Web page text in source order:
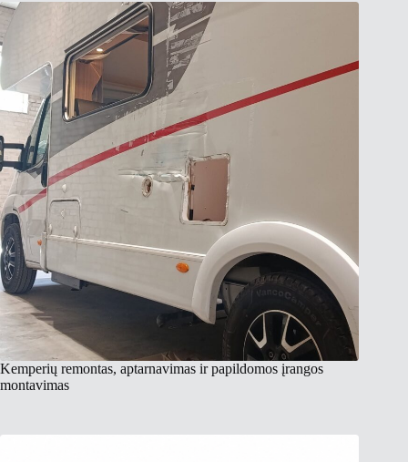
Kemperių remontas, aptarnavimas ir papildomos įrangos
montavimas